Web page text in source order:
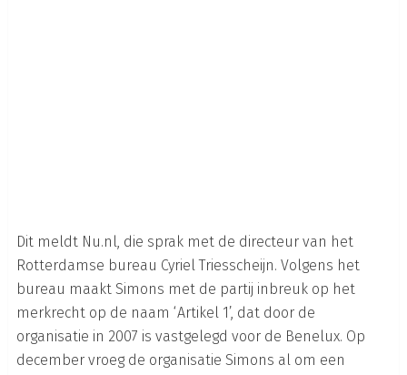
Dit meldt Nu.nl, die sprak met de directeur van het
Rotterdamse bureau Cyriel Triesscheijn. Volgens het
bureau maakt Simons met de partij inbreuk op het
merkrecht op de naam ‘Artikel 1’, dat door de
organisatie in 2007 is vastgelegd voor de Benelux. Op
december vroeg de organisatie Simons al om een